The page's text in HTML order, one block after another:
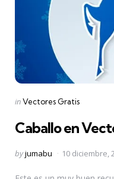
Categories
Posted
inVectores Gratis
Caballo en
Posted
byjumabu 10 diciembre,